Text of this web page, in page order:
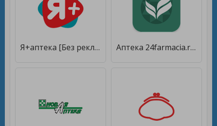
Я+аптека [Без рекламы] Аптека 24farmacia.ru [Unlocked]